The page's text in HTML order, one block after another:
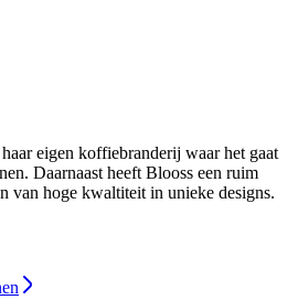
eigen koffiebranderij waar het gaat
Daarnaast heeft Blooss een ruim
van hoge kwaltiteit in unieke designs.